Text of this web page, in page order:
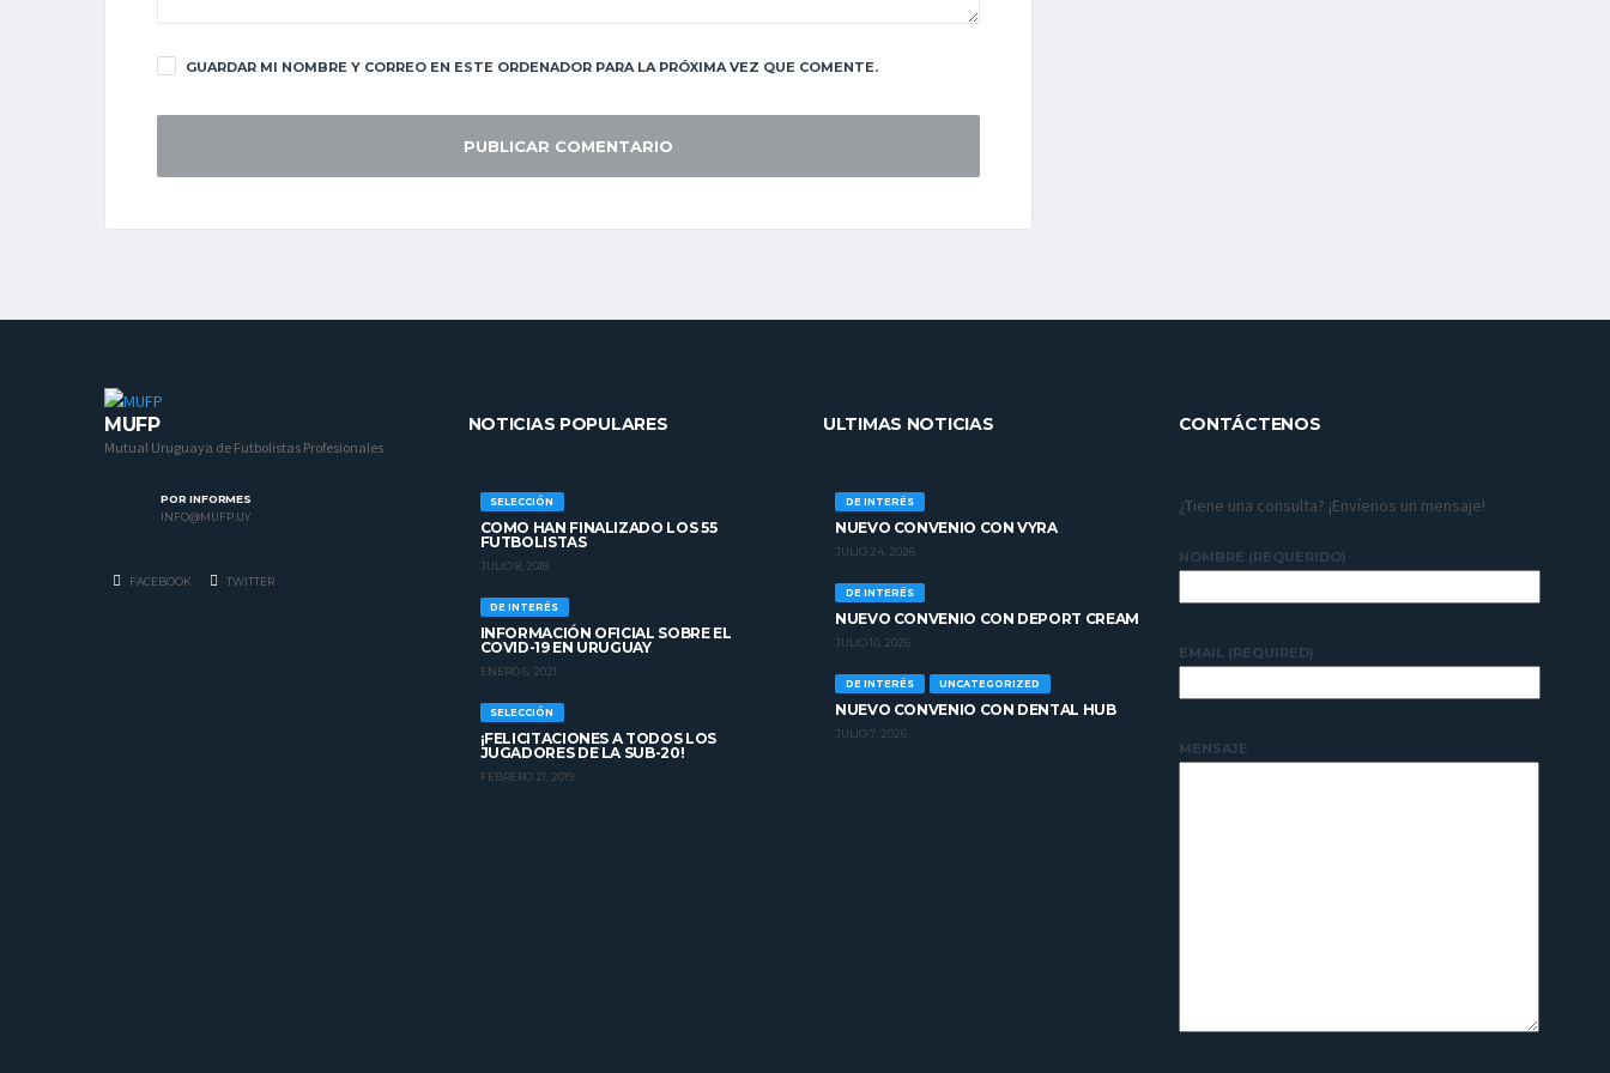
GUARDAR MI NOMBRE Y CORREO EN ESTE ORDENADOR PARA LA PRÓXIMA VEZ QUE COMENTE.
MUFP
Mutual Uruguaya de Futbolistas Profesionales
POR INFORMES
INFO@MUFP.UY
FACEBOOK TWITTER
NOTICIAS POPULARES
SELECCIÓN
COMO HAN FINALIZADO LOS 55
FUTBOLISTAS
JULIO 8, 2018
DE INTERÉS
INFORMACIÓN OFICIAL SOBRE EL
COVID-19 EN URUGUAY
ENERO 6, 2021
SELECCIÓN
¡FELICITACIONES A TODOS LOS
JUGADORES DE LA SUB-20!
FEBRERO 21, 2019
ULTIMAS NOTICIAS
DE INTERÉS
NUEVO CONVENIO CON VYRA
JULIO 24, 2026
DE INTERÉS
NUEVO CONVENIO CON DEPORT CREAM
JULIO 10, 2026
DE INTERÉS UNCATEGORIZED
NUEVO CONVENIO CON DENTAL HUB
JULIO 7, 2026
CONTÁCTENOS
¿Tiene una consulta? ¡Envíenos un mensaje!
NOMBRE (REQUERIDO)
EMAIL (REQUIRED)
MENSAJE